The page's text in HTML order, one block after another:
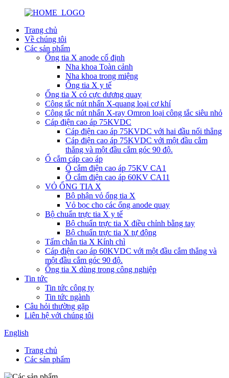
Trang chủ
Về chúng tôi
Các sản phẩm
Ống tia X anode cố định
Nha khoa Toàn cảnh
Nha khoa trong miệng
Ống tia X y tế
Ống tia X có cực dương quay
Công tắc nút nhấn X-quang loại cơ khí
Công tắc nút nhấn X-ray Omron loại công tắc siêu nhỏ
Cáp điện cao áp 75KVDC
Cáp điện cao áp 75KVDC với hai đầu nối thẳng
Cáp điện cao áp 75KVDC với một đầu cắm
thẳng và một đầu cắm góc 90 độ.
Ổ cắm cáp cao áp
Ổ cắm điện cao áp 75KV CA1
Ổ cắm điện cao áp 60KV CA11
VỎ ỐNG TIA X
Bộ phận vỏ ống tia X
Vỏ bọc cho các ống anode quay
Bộ chuẩn trực tia X y tế
Bộ chuẩn trực tia X điều chỉnh bằng tay
Bộ chuẩn trực tia X tự động
Tấm chắn tia X Kính chì
Cáp điện cao áp 60KVDC với một đầu cắm thẳng và
một đầu cắm góc 90 độ.
Ống tia X dùng trong công nghiệp
Tin tức
Tin tức công ty
Tin tức ngành
Câu hỏi thường gặp
Liên hệ với chúng tôi
English
Trang chủ
Các sản phẩm